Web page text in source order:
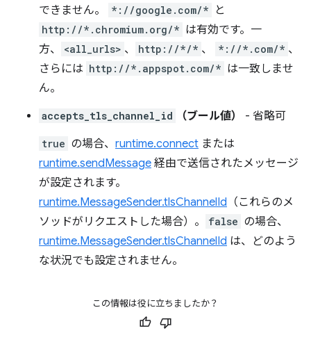
できません。
*://google.com/* と
http://*.chromium.org/* は有効です。一
方、
<all_urls> 、 http://*/* 、 *://*.com/* 、
さらには http://*.appspot.com/* は一致しませ
ん。
accepts_tls_channel_id （ブール値） - 省略可
true の場合、 runtime.connect または
runtime.sendMessage 経由で送信されたメッセージ
が設定されます。
runtime.MessageSender.tlsChannelId （これらのメ
ソッドがリクエストした場合）。
false の場合、
runtime.MessageSender.tlsChannelId は、どのよう
な状況でも設定されません。
この情報は役に立ちましたか？